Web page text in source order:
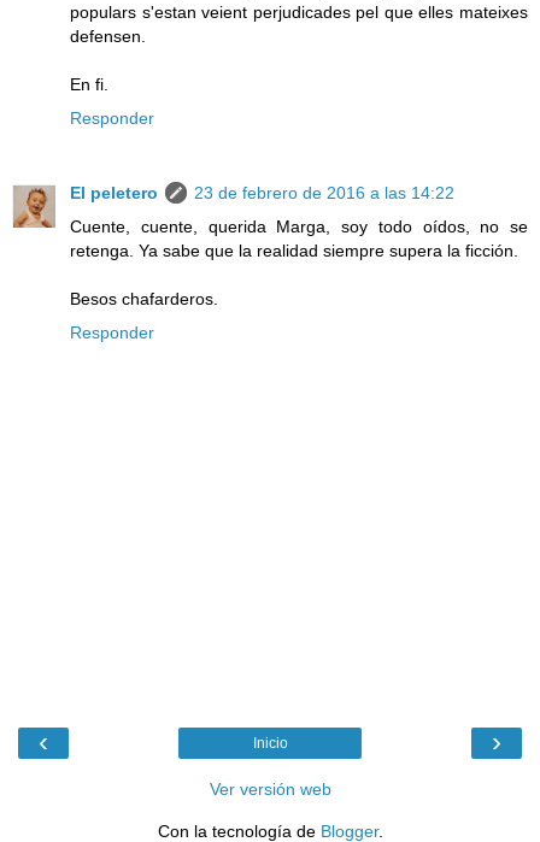
populars s'estan veient perjudicades pel que elles mateixes
defensen.
En fi.
Responder
El peletero
23 de febrero de 2016 a las 14:22
Cuente, cuente, querida Marga, soy todo oídos, no se
retenga. Ya sabe que la realidad siempre supera la ficción.
Besos chafarderos.
Responder
‹ ›
Inicio
Ver versión web
Con la tecnología de Blogger.